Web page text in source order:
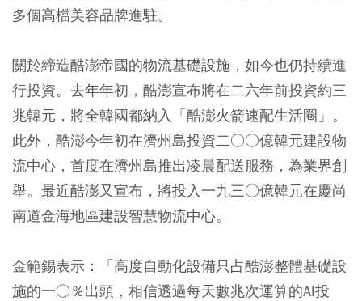
多個高檔美容品牌進駐。
關於締造酷澎帝國的物流基礎設施，如今也仍持續進
行投資。去年年初，酷澎宣布將在二六年前投資約三
兆韓元，將全韓國都納入「酷澎火箭速配生活圈」。
此外，酷澎今年初在濟州島投資二○○億韓元建設物
流中心，首度在濟州島推出凌晨配送服務，為業界創
舉。最近酷澎又宣布，將投入一九三○億韓元在慶尚
南道金海地區建設智慧物流中心。
金範錫表示：「高度自動化設備只占酷澎整體基礎設
施的一○％出頭，相信透過每天數兆次運算的AI投